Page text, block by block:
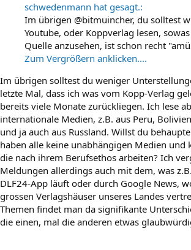
schwedenmann hat gesagt.:
Im übrigen @bitmuincher, du solltest
Youtube, oder Koppverlag lesen,
Quelle anzusehen, ist schon recht
Zum Vergrößern anklicken....
Im übrigen solltest du weniger
letzte Mal, dass ich was vom Kopp-Verlag
bereits viele Monate zurückliegen. Ich lese
internationale Medien, z.B. aus Peru,
und ja auch aus Russland. Willst du
haben alle keine unabhängigen Medien und
die nach ihrem Berufsethos arbeiten? Ich
Meldungen allerdings auch mit dem, was
DLF24-App läuft oder durch Google News,
grossen Verlagshäuser unseres Landes
Themen findet man da signifikante
die einen, mal die anderen etwas